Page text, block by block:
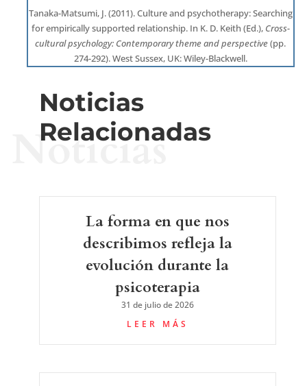
Tanaka-Matsumi, J. (2011). Culture and psychotherapy: Searching
for empirically supported relationship. In K. D. Keith (Ed.), Cross-
cultural psychology: Contemporary theme and perspective(pp.
274-292). West Sussex, UK: Wiley-Blackwell.
Noticias
Relacionadas
Noticias
La forma en que nos
describimos refleja la
evolución durante la
psicoterapia
31 de julio de 2026
LEER MÁS